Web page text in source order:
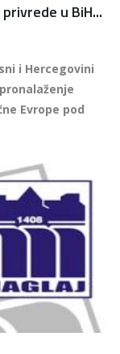
u BiH...
i Hercegovini
Evrope pod